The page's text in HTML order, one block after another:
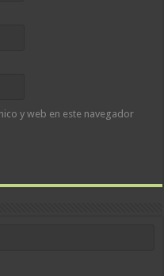
y web en este navegador